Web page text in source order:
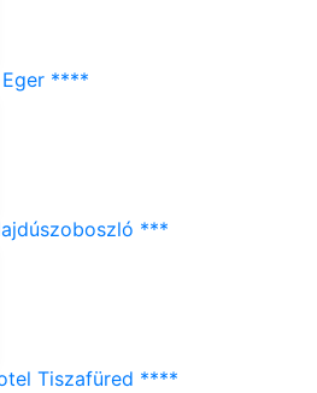
****
***
Tiszafüred ****